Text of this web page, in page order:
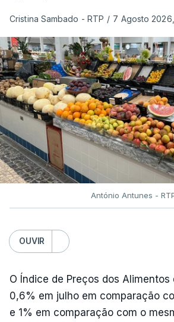
Cristina Sambado - RTP / 7 Agosto 2026,
António Antunes -
OUVIR
O Índice de Preços dos Alimentos
0,6% em julho em comparação
e 1% em comparação com o